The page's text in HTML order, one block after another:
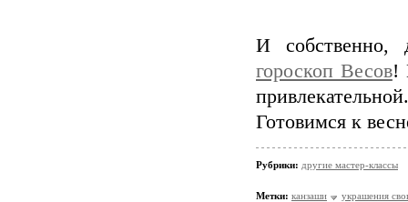
И
гороскоп Весов!
привлекательной.
Готовимся к
Рубрики: другие мастер-классы
Метки: канзаши украшения